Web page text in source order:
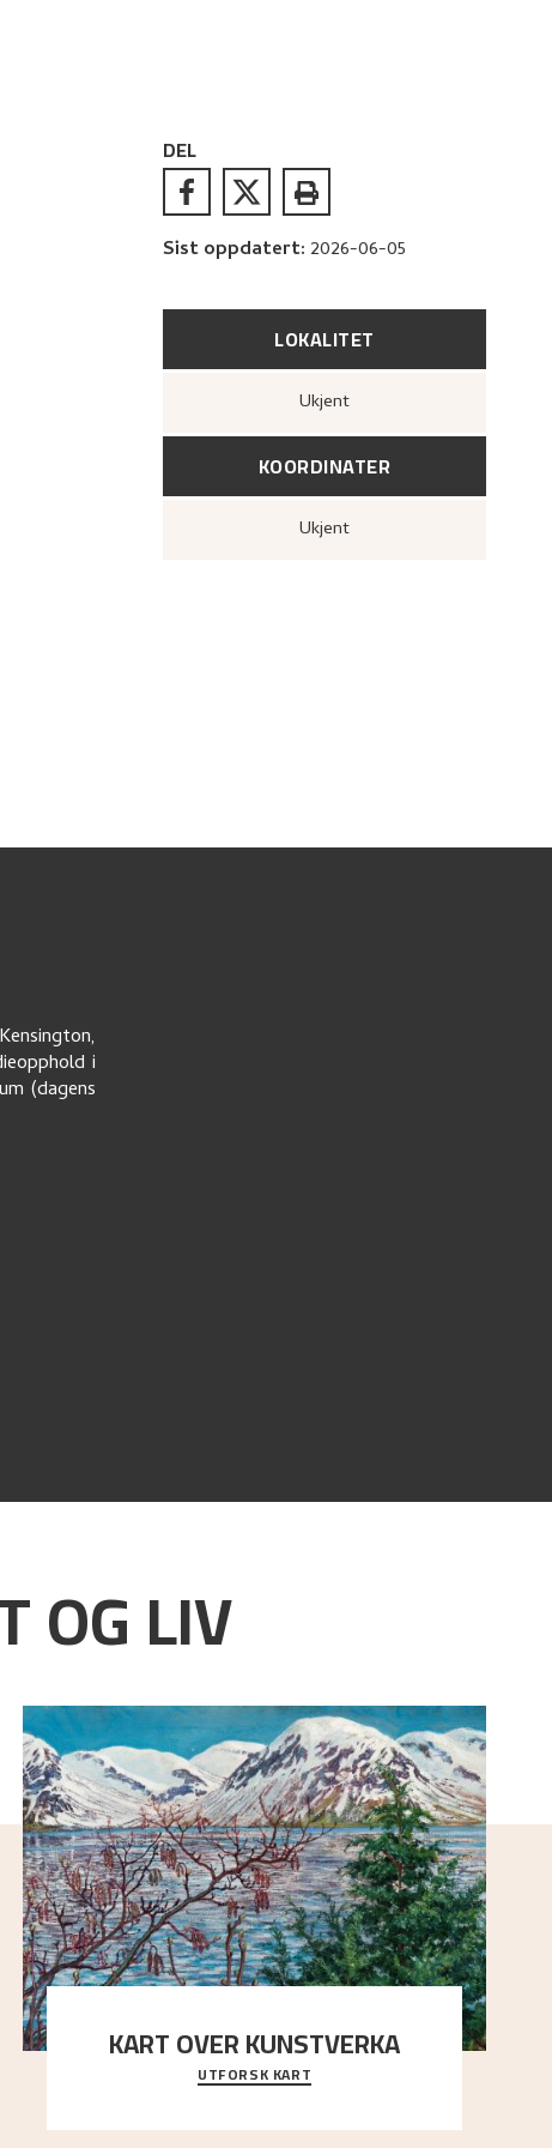
DEL
Sist oppdatert: 2026-06-05
LOKALITET
Ukjent
KOORDINATER
Ukjent
i
(dagens
OG LIV
KART OVER KUNSTVERKA
Utforsk stedene og utsiktene i Astrups malerier
UTFORSK KART